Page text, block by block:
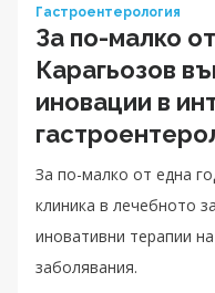
Гастроентерология
За по-малко
Карагьозов
иновации в
За по-малко от една
клиника в лечебното
иновативни терапии
заболявания.